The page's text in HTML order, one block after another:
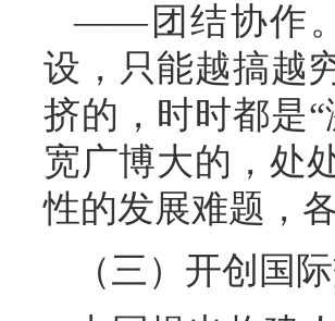
——团结协作
设，只能越搞越
挤的，时时都是
宽广博大的，处
性的发展难题，
（三）开创国